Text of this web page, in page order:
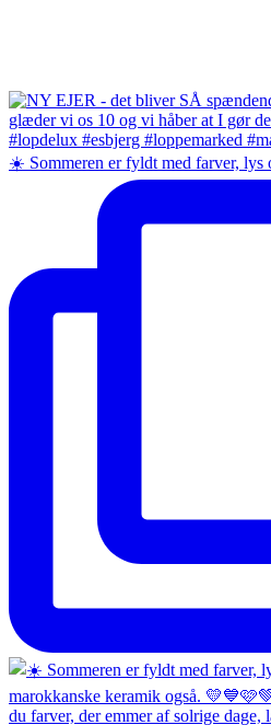
☀️ Sommeren er fyldt med farver, lys